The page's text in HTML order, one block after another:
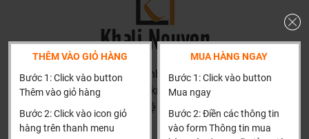
THÊM VÀO GIỎ HÀNG
Bước 1: Click vào button
Thêm vào giỏ hàng
Bước 2: Click vào icon giỏ
hàng trên thanh menu
MUA HÀNG NGAY
Bước 1: Click vào button
Mua ngay
Bước 2: Điền các thông tin
vào form Thông tin mua
HN: số 160 đường Văn Minh, Di Trạch, Hoài Đức, Hà Nội
(Cách đại học công nghiệp 1 km)
HCM và các tỉnh khác: Liên hệ hotline để được hướng dẫn
đặt hàng